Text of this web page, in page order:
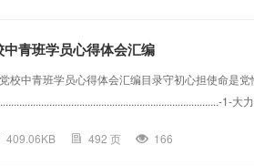
中青班学员心得体会汇编
校中青班学员心得体会汇编目录守初心担使命是
409.06KB 492 页 166